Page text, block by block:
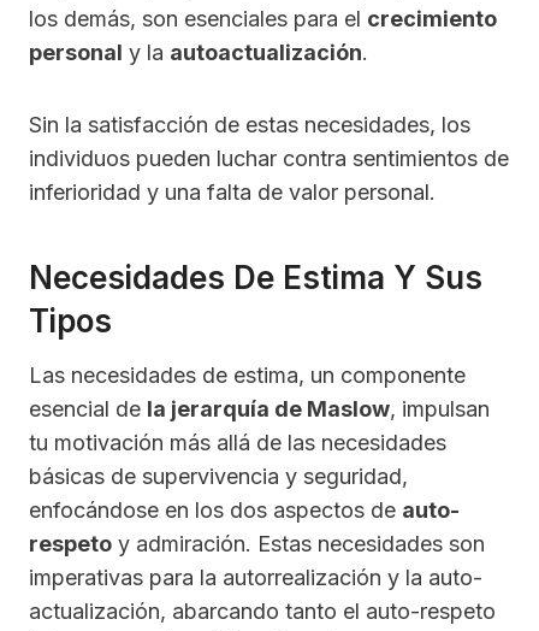
los demás, son esenciales para el crecimiento
personal y la autoactualización.
Sin la satisfacción de estas necesidades, los
individuos pueden luchar contra sentimientos de
inferioridad y una falta de valor personal.
Necesidades De Estima Y Sus
Tipos
Las necesidades de estima, un componente
esencial de la jerarquía de Maslow, impulsan
tu motivación más allá de las necesidades
básicas de supervivencia y seguridad,
enfocándose en los dos aspectos de auto-
respeto y admiración. Estas necesidades son
imperativas para la autorrealización y la auto-
actualización, abarcando tanto el auto-respeto